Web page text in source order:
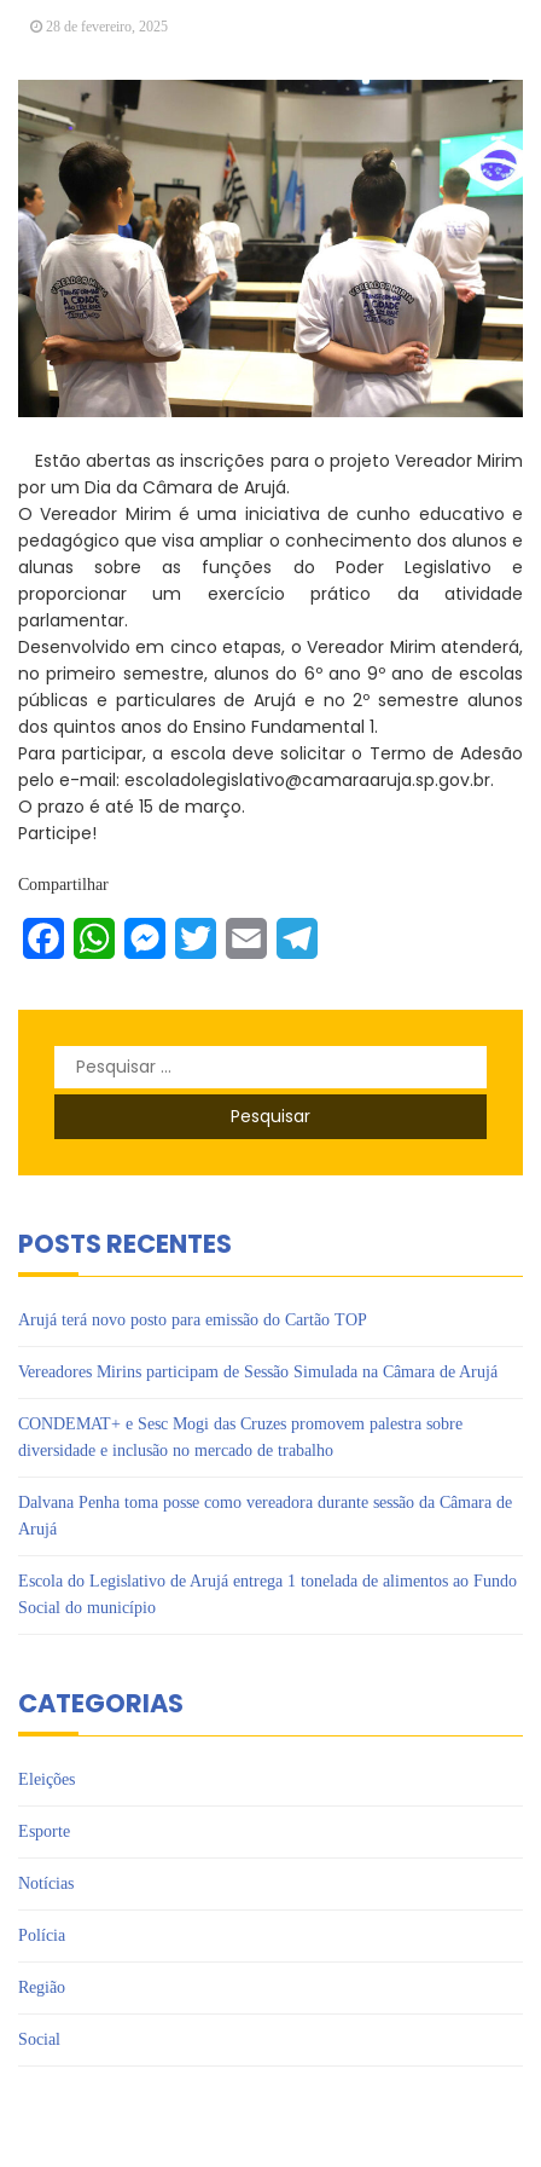
Arujá promove 2º encontro da Jornada de
Arujá terá novo posto para emissão do Cartão
TOP
28 de fevereiro, 2025
Estão abertas as inscrições para o projeto Vereador Mirim
por um Dia da Câmara de Arujá.
O Vereador Mirim é uma iniciativa de cunho educativo e
pedagógico que visa ampliar o conhecimento dos alunos e
alunas sobre as funções do Poder Legislativo e
proporcionar um exercício prático da atividade
parlamentar.
Desenvolvido em cinco etapas, o Vereador Mirim atenderá,
no primeiro semestre, alunos do 6º ano 9º ano de escolas
públicas e particulares de Arujá e no 2º semestre alunos
dos quintos anos do Ensino Fundamental 1.
Para participar, a escola deve solicitar o Termo de Adesão
pelo e-mail: escoladolegislativo@camaraaruja.sp.gov.br.
O prazo é até 15 de março.
Participe!
Compartilhar
FacebookWhatsAppMessenger
Twitter Email
Pesquisar
POSTS RECENTES
Arujá terá novo posto para emissão do Cartão TOP
Vereadores Mirins participam de Sessão Simulada na Câmara de Arujá
CONDEMAT+ e Sesc Mogi das Cruzes promovem palestra sobre
diversidade e inclusão no mercado de trabalho
Dalvana Penha toma posse como vereadora durante sessão da Câmara de
Arujá
Escola do Legislativo de Arujá entrega 1 tonelada de alimentos ao Fundo
Social do município
CATEGORIAS
Eleições
Esporte
Notícias
Polícia
Região
Social